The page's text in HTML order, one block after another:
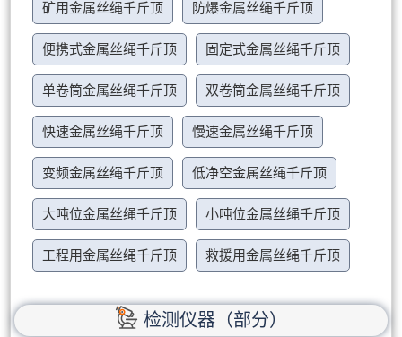
矿用金属丝绳千斤顶 防爆金属丝绳千斤顶
便携式金属丝绳千斤顶 固定式金属丝绳千斤顶
单卷筒金属丝绳千斤顶 双卷筒金属丝绳千斤顶
快速金属丝绳千斤顶 慢速金属丝绳千斤顶
变频金属丝绳千斤顶 低净空金属丝绳千斤顶
大吨位金属丝绳千斤顶 小吨位金属丝绳千斤顶
工程用金属丝绳千斤顶 救援用金属丝绳千斤顶
检测仪器（部分）